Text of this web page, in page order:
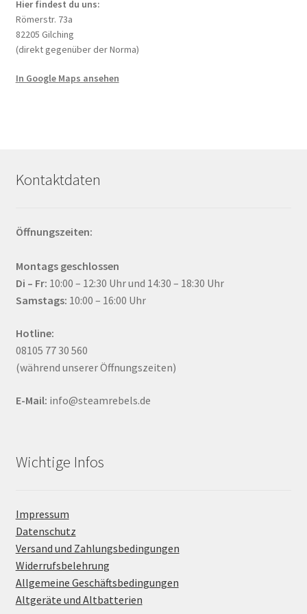
Hier findest du uns:
Römerstr. 73a
82205 Gilching
(direkt gegenüber der Norma)
In Google Maps ansehen
Kontaktdaten
Öffnungszeiten:
Montags geschlossen
Di – Fr: 10:00 – 12:30 Uhr und 14:30 – 18:30 Uhr
Samstags: 10:00 – 16:00 Uhr
Hotline:
08105 77 30 560
(während unserer Öffnungszeiten)
E-Mail: info@steamrebels.de
Wichtige Infos
Impressum
Datenschutz
Versand und Zahlungsbedingungen
Widerrufsbelehrung
Allgemeine Geschäftsbedingungen
Altgeräte und Altbatterien